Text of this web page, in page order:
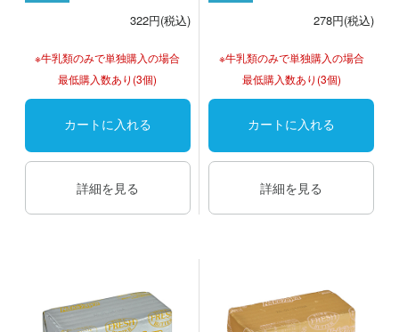
322円(税込)
※牛乳類のみで単独購入の場合
最低購入数あり(3個)
カートに入れる
詳細を見る
278円(税込)
※牛乳類のみで単独購入の場合
最低購入数あり(3個)
カートに入れる
詳細を見る